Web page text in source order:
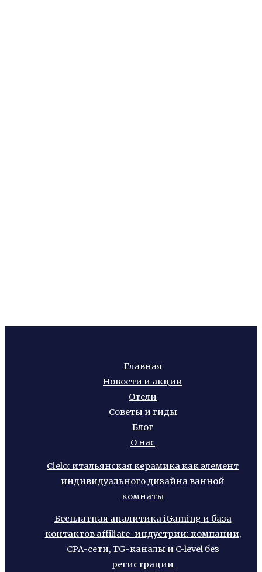
Главная
Новости и акции
Отели
Советы и гиды
Блог
О нас
Cielo: итальянская керамика как элемент
индивидуального дизайна ванной
комнаты
Бесплатная аналитика iGaming и база
контактов affiliate-индустрии: компании,
CPA-сети, TG-каналы и C-level без
регистрации